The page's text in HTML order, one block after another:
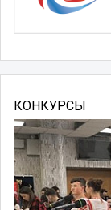
КОНКУРСЫ